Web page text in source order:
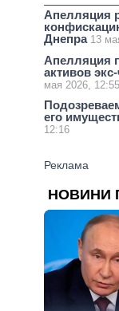
Апелляция
Днепра 13
Апелляция
активов
мая 2026, 12:55
его
12:16